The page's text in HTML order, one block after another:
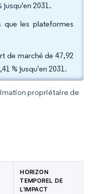
jusqu'en 2031.
que les plateformes
de marché de 47,92
% jusqu'en 2031.
propriétaire de
HORIZON
TEMPOREL DE
L'IMPACT